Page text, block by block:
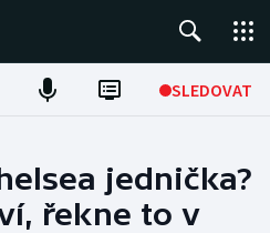
SLEDOVAT
jednička?
řekne to v